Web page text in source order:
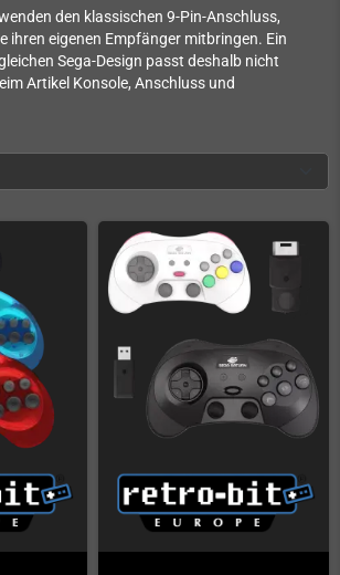
den klassischen 9-Pin-Anschluss,
ihren eigenen Empfänger mitbringen. Ein
Sega-Design passt deshalb nicht
Artikel Konsole, Anschluss und